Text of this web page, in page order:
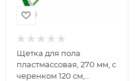
Щетка для пола
пластмассовая, 270 мм, с
черенком 120 см,